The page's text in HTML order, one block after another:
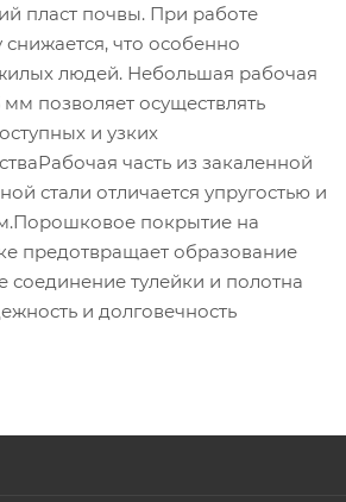
пласт почвы. При работе
снижается, что особенно
людей. Небольшая рабочая
мм позволяет осуществлять
и узких
часть из закаленной
стали отличается упругостью и
покрытие на
предотвращает образование
соединение тулейки и полотна
и долговечность